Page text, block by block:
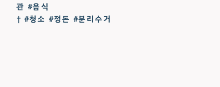
관 #음식
† #청소 #정돈 #분리수거